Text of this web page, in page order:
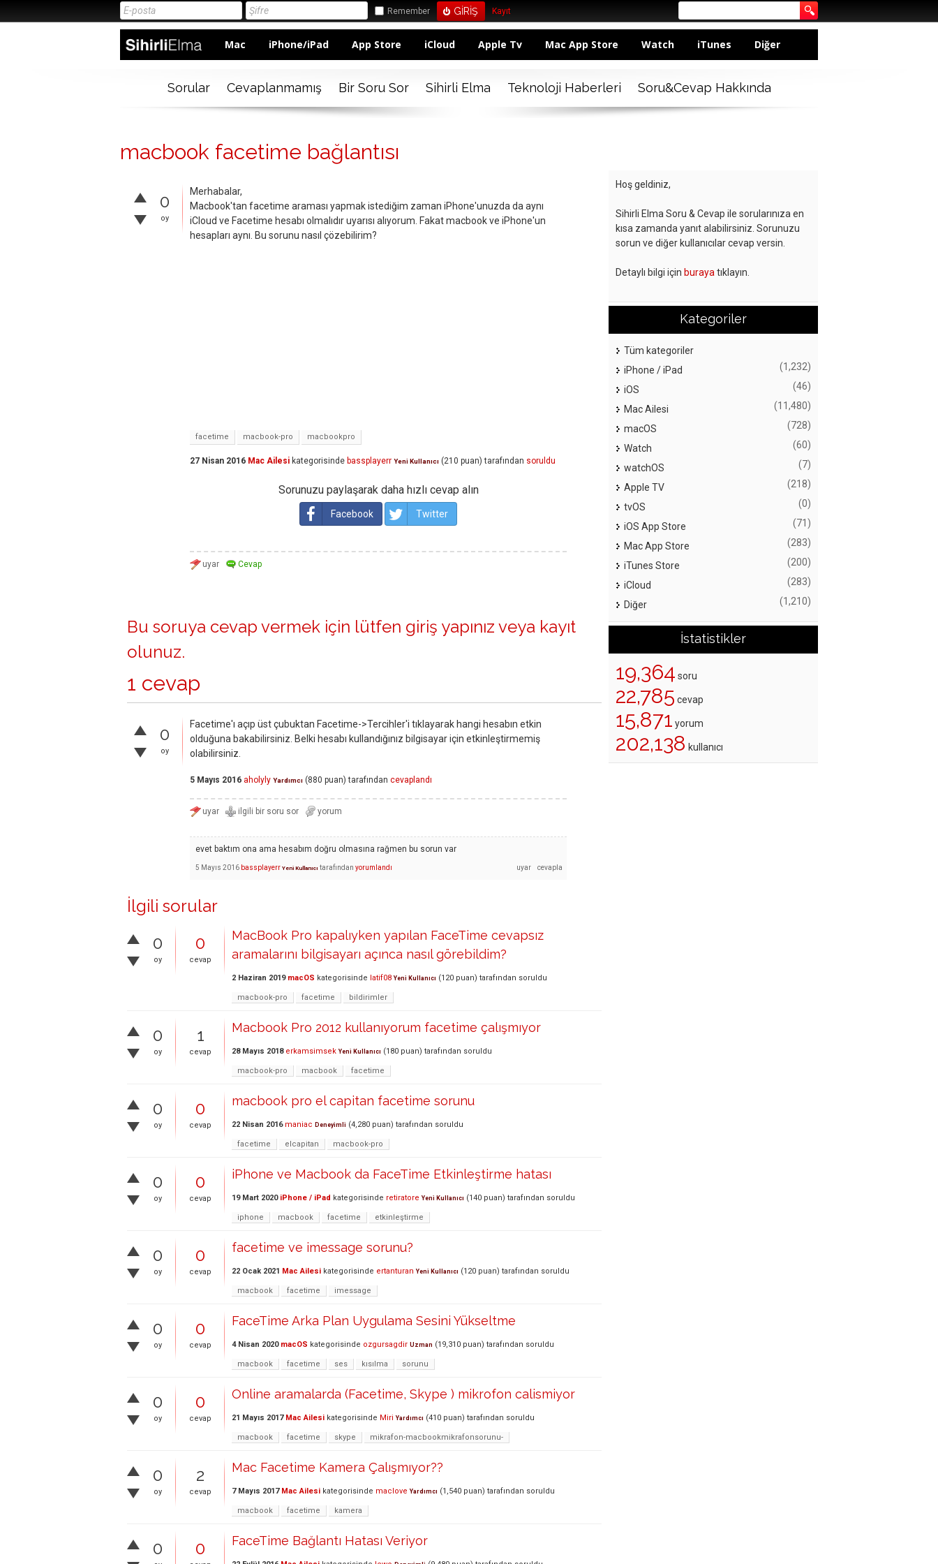
Remember Kayıt
Mac iPhone/iPad App Store iCloud Apple Tv Mac App Store Watch iTunes Diğer
Sorular Cevaplanmamış Bir Soru Sor Sihirli Elma Teknoloji Haberleri Soru&Cevap Hakkında
macbook facetime bağlantısı
0
oy
Merhabalar,
Macbook'tan facetime araması yapmak istediğim zaman iPhone'unuzda da aynı
iCloud ve Facetime hesabı olmalıdır uyarısı alıyorum. Fakat macbook ve iPhone'un
hesapları aynı. Bu sorunu nasıl çözebilirim?
facetime macbook-pro macbookpro
27 Nisan 2016 Mac Ailesi kategorisinde bassplayerr Yeni Kullanıcı (210 puan) tarafından soruldu
Sorunuzu paylaşarak daha hızlı cevap alın
Facebook Twitter
Bu soruya cevap vermek için lütfen giriş yapınız veya kayıt
olunuz.
1 cevap
0
oy
Facetime'ı açıp üst çubuktan Facetime->Tercihler'i tıklayarak hangi hesabın etkin
olduğuna bakabilirsiniz. Belki hesabı kullandığınız bilgisayar için etkinleştirmemiş
olabilirsiniz.
5 Mayıs 2016 aholyly Yardımcı (880 puan) tarafından cevaplandı
evet baktım ona ama hesabım doğru olmasına rağmen bu sorun var
5 Mayıs 2016 bassplayerr Yeni Kullanıcı tarafından yorumlandı
İlgili sorular
0
oy
0
cevap
MacBook Pro kapalıyken yapılan FaceTime cevapsız
aramalarını bilgisayarı açınca nasıl görebildim?
2 Haziran 2019 macOS kategorisinde latif08 Yeni Kullanıcı (120 puan) tarafından soruldu
macbook-pro facetime bildirimler
0
oy
1
cevap
Macbook Pro 2012 kullanıyorum facetime çalışmıyor
28 Mayıs 2018 erkamsimsek Yeni Kullanıcı (180 puan) tarafından soruldu
macbook-pro macbook facetime
0
oy
0
cevap
macbook pro el capitan facetime sorunu
22 Nisan 2016 maniac Deneyimli (4,280 puan) tarafından soruldu
facetime elcapitan macbook-pro
0
oy
0
cevap
iPhone ve Macbook da FaceTime Etkinleştirme hatası
19 Mart 2020 iPhone / iPad kategorisinde retiratore Yeni Kullanıcı (140 puan) tarafından soruldu
iphone macbook facetime etkinleştirme
0
oy
0
cevap
facetime ve imessage sorunu?
22 Ocak 2021 Mac Ailesi kategorisinde ertanturan Yeni Kullanıcı (120 puan) tarafından soruldu
macbook facetime imessage
0
oy
0
cevap
FaceTime Arka Plan Uygulama Sesini Yükseltme
4 Nisan 2020 macOS kategorisinde ozgursagdir Uzman (19,310 puan) tarafından soruldu
macbook facetime ses kısılma sorunu
0
oy
0
cevap
Online aramalarda (Facetime, Skype ) mikrofon calismiyor
21 Mayıs 2017 Mac Ailesi kategorisinde Miri Yardımcı (410 puan) tarafından soruldu
macbook facetime skype mikrafon-macbookmikrafonsorunu-
0
oy
2
cevap
Mac Facetime Kamera Çalışmıyor??
7 Mayıs 2017 Mac Ailesi kategorisinde maclove Yardımcı (1,540 puan) tarafından soruldu
macbook facetime kamera
0 0 FaceTime Bağlantı Hatası Veriyor
Hoş geldiniz,
Sihirli Elma Soru & Cevap ile sorularınıza en
kısa zamanda yanıt alabilirsiniz. Sorunuzu
sorun ve diğer kullanıcılar cevap versin.
Detaylı bilgi için buraya tıklayın.
Kategoriler
Tüm kategoriler
iPhone / iPad
(1,232)
iOS (46)
Mac Ailesi (11,480)
macOS (728)
Watch (60)
watchOS (7)
Apple TV (218)
tvOS (0)
iOS App Store (71)
Mac App Store (283)
iTunes Store (200)
iCloud (283)
Diğer (1,210)
İstatistikler
19,364 soru
22,785 cevap
15,871 yorum
202,138 kullanıcı